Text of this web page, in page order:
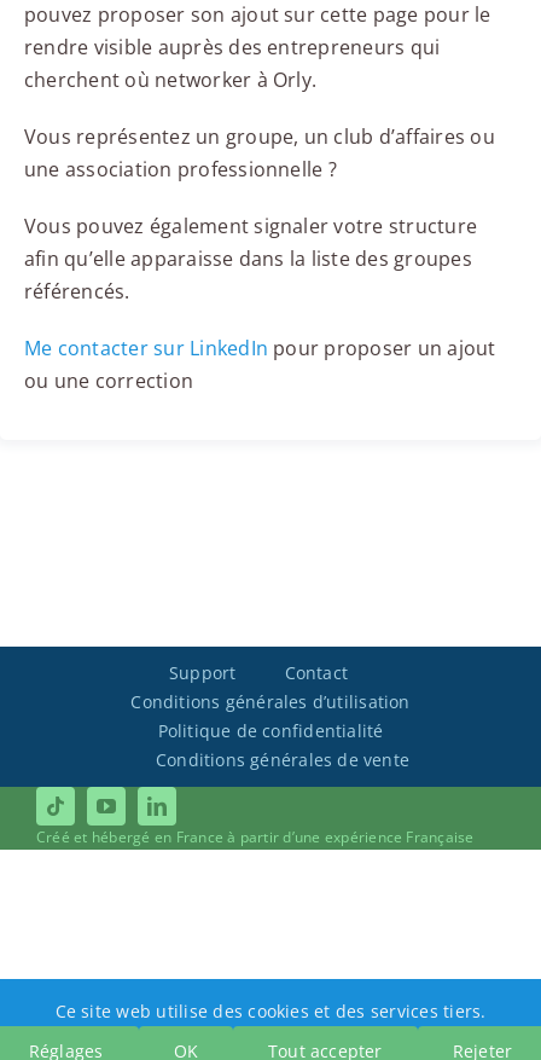
pouvez proposer son ajout sur cette page pour le
rendre visible auprès des entrepreneurs qui
cherchent où networker à Orly.
Vous représentez un groupe, un club d’affaires ou
une association professionnelle ?
Vous pouvez également signaler votre structure
afin qu’elle apparaisse dans la liste des groupes
référencés.
Me contacter sur LinkedIn pour proposer un ajout
ou une correction
Support
Contact
Conditions générales d’utilisation
Politique de confidentialité
Conditions générales de vente
Créé et hébergé en France à partir d’une expérience Française
Ce site web utilise des cookies et des services tiers.
Réglages
OK Tout accepter Rejeter